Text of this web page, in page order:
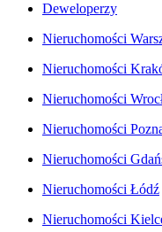
Deweloperzy
Nieruchomości
Nieruchomości
Nieruchomości
Nieruchomości
Nieruchomości
Nieruchomości Łódź
Nieruchomości